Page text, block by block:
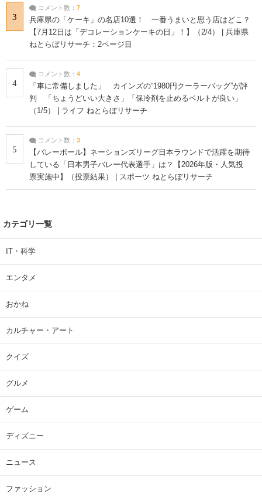
3
コメント数： 7
兵庫県の「ケーキ」の名店10選！ 一番うまいと思う店はどこ？
【7月12日は「デコレーションケーキの日」！】（2/4） | 兵庫県
ねとらぼリサーチ：2ページ目
4
コメント数： 4
「車に常備しました」 カインズの“1980円クーラーバッグ”が評
判 「ちょうどいい大きさ」「保冷剤を止めるベルトが良い」
（1/5） | ライフ ねとらぼリサーチ
5
コメント数： 3
【バレーボール】ネーションズリーグ日本ラウンドで活躍を期待
している「日本男子バレー代表選手」は？【2026年版・人気投
票実施中】（投票結果） | スポーツ ねとらぼリサーチ
カテゴリ一覧
IT・科学
エンタメ
おかね
カルチャー・アート
クイズ
グルメ
ゲーム
ディズニー
ニュース
ファッション